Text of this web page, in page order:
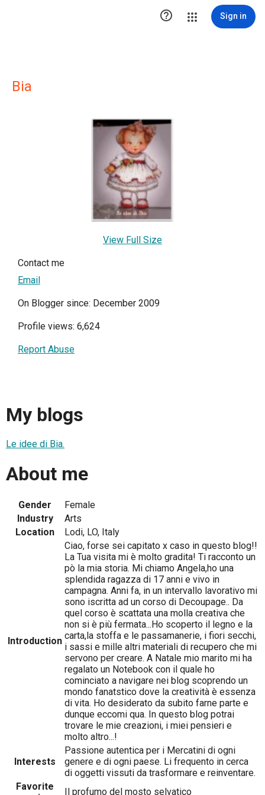
 Sign in
Bia
View Full Size
Contact me
Email
On Blogger since: December 2009
Profile views: 6,624
Report Abuse
My blogs
Le idee di Bia.
About me
Gender
Female
Industry
Arts
Location
Lodi, LO, Italy
Introduction
Ciao, forse sei capitato x caso in questo blog!!
La Tua visita mi è molto gradita! Ti racconto un
pò la mia storia. Mi chiamo Angela,ho una
splendida ragazza di 17 anni e vivo in
campagna. Anni fa, in un intervallo lavorativo mi
sono iscritta ad un corso di Decoupage.. Da
quel corso è scattata una molla creativa che
non si è più fermata...Ho scoperto il legno e la
carta,la stoffa e le passamanerie, i fiori secchi,
i sassi e mille altri materiali di recupero che mi
servono per creare. A Natale mio marito mi ha
regalato un Notebook con il quale ho
cominciato a navigare nei blog scoprendo un
mondo fanatstico dove la creatività è essenza
di vita. Ho desiderato da subito farne parte e
dunque eccomi qua. In questo blog potrai
trovare le mie creazioni, i miei pensieri e
molto altro...!
Interests
Passione autentica per i Mercatini di ogni
genere e di ogni paese. Li frequento in cerca
di oggetti vissuti da trasformare e reinventare.
Favorite
Il profumo del mosto selvatico